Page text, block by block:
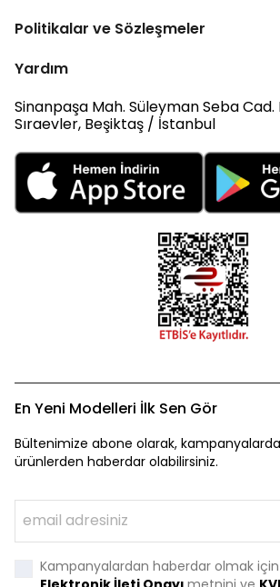
Politikalar ve Sözleşmeler
Yardım
Sinanpaşa Mah. Süleyman Seba Cad.
Sıraevler, Beşiktaş / İstanbul
En Yeni Modelleri İlk Sen Gör
Bültenimize abone olarak,
ürünlerden haberdar olabilirsiniz.
Kampanyalardan haberdar olmak için